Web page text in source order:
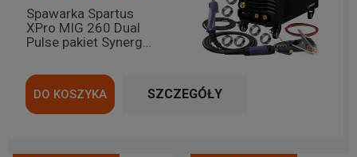
Spawarka Spartus
XPro MIG 260 Dual
Pulse pakiet Synergia
SZCZEGÓŁY